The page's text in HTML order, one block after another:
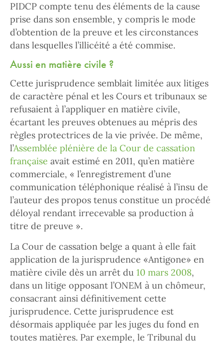
PIDCP compte tenu des éléments de la cause
prise dans son ensemble, y compris le mode
d’obtention de la preuve et les circonstances
dans lesquelles l’illicéité a été commise.
Aussi en matière civile ?
Cette jurisprudence semblait limitée aux litiges
de caractère pénal et les Cours et tribunaux se
refusaient à l’appliquer en matière civile,
écartant les preuves obtenues au mépris des
règles protectrices de la vie privée. De même,
l’Assemblée plénière de la Cour de cassation
française avait estimé en 2011, qu’en matière
commerciale, « l’enregistrement d’une
communication téléphonique réalisé à l’insu de
l’auteur des propos tenus constitue un procédé
déloyal rendant irrecevable sa production à
titre de preuve ».
La Cour de cassation belge a quant à elle fait
application de la jurisprudence «Antigone» en
matière civile dès un arrêt du 10 mars 2008,
dans un litige opposant l’ONEM à un chômeur,
consacrant ainsi définitivement cette
jurisprudence. Cette jurisprudence est
désormais appliquée par les juges du fond en
toutes matières. Par exemple, le Tribunal du